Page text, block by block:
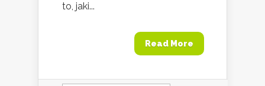
to, jaki...
Read More
Szukaj: